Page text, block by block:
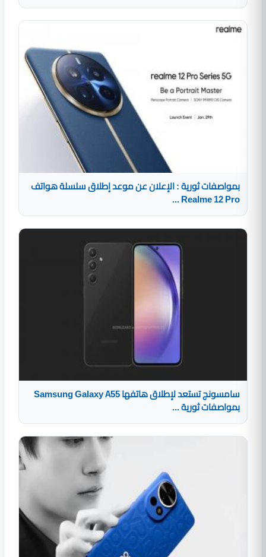
بمواصفات ثورية : الإعلان عن موعد إطلاق سلسلة هواتف
Realme 12 Pro ...
سامسونج تستعد لإطلاق هاتفها Samsung Galaxy A55
بمواصفات ثورية ...